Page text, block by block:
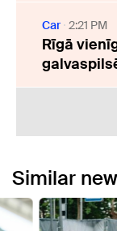
Car 2:21 PM
Rīgā
Similar